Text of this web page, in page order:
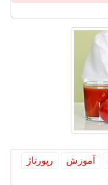
آموزش
رپورتاژ